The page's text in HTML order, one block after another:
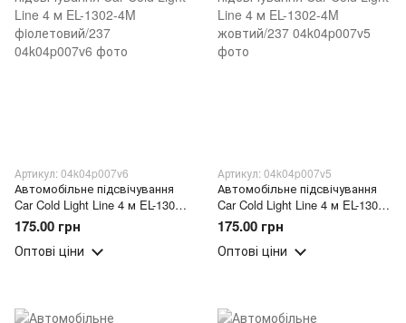
Артикул: 04k04p007v6
Автомобільне підсвічування
Car Cold Light Line 4 м EL-1302-
4M фiолетовий/237
175.00 грн
Оптові ціни
Артикул: 04k04p007v5
Автомобільне підсвічування
Car Cold Light Line 4 м EL-1302-
4M жовтий/237
175.00 грн
Оптові ціни